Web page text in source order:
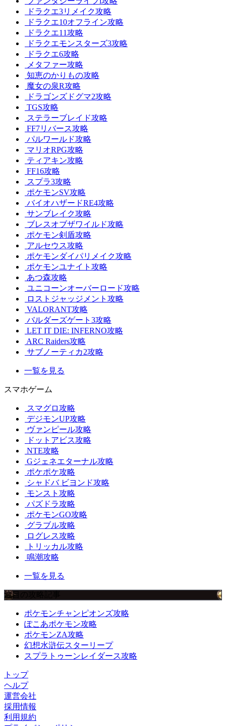
ドラクエ3リメイク攻略
ドラクエ10オフライン攻略
ドラクエ11攻略
ドラクエモンスターズ3攻略
ドラクエ6攻略
メタファー攻略
知恵のかりもの攻略
魔女の泉R攻略
ドラゴンズドグマ2攻略
TGS攻略
ステラーブレイド攻略
FF7リバース攻略
パルワールド攻略
マリオRPG攻略
ティアキン攻略
FF16攻略
スプラ3攻略
ポケモンSV攻略
バイオハザードRE4攻略
サンブレイク攻略
ブレスオブザワイルド攻略
ポケモン剣盾攻略
アルセウス攻略
ポケモンダイパリメイク攻略
ポケモンユナイト攻略
あつ森攻略
ユニコーンオーバーロード攻略
ロストジャッジメント攻略
VALORANT攻略
バルダーズゲート3攻略
LET IT DIE: INFERNO攻略
ARC Raiders攻略
サブノーティカ2攻略
一覧を見る
スマホゲーム
スマグロ攻略
デジモンUP攻略
ヴァンピール攻略
ドットアビス攻略
NTE攻略
Gジェネエターナル攻略
ポケポケ攻略
シャドバ ビヨンド攻略
モンスト攻略
パズドラ攻略
ポケモンGO攻略
グラブル攻略
ログレス攻略
トリッカル攻略
鳴潮攻略
一覧を見る
注目の攻略記事
ポケモンチャンピオンズ攻略
ぽこあポケモン攻略
ポケモンZA攻略
幻想水滸伝スターリープ
スプラトゥーンレイダース攻略
トップ
ヘルプ
運営会社
採用情報
利用規約